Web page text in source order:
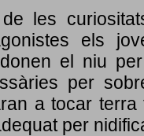
les
els
el niu
per
a tocar
per